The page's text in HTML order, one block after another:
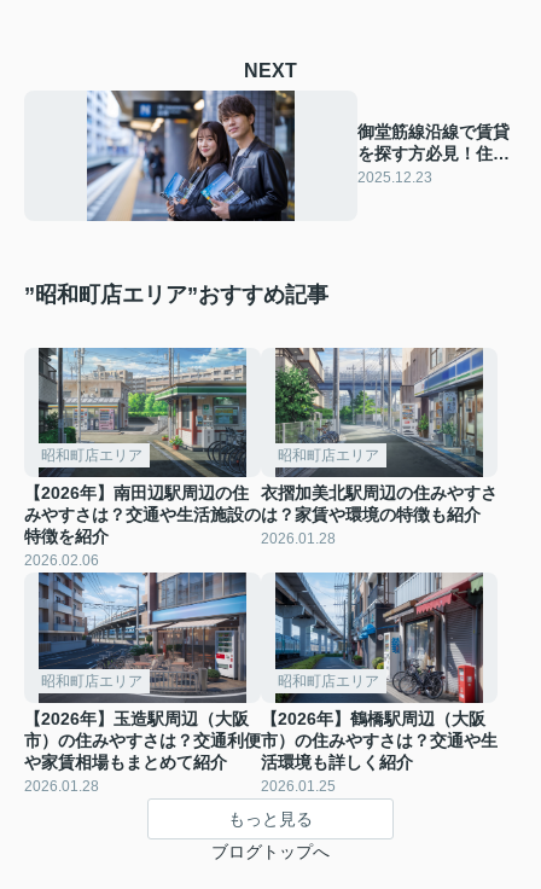
NEXT
御堂筋線沿線で賃貸
を探す方必見！住み
やすさのポイントと
2025.12.23
”昭和町店エリア”おすすめ記事
昭和町店エリア
【2026年】南田辺駅周辺の住
みやすさは？交通や生活施設の
特徴を紹介
2026.02.06
昭和町店エリア
衣摺加美北駅周辺の住みやすさ
は？家賃や環境の特徴も紹介
2026.01.28
昭和町店エリア
【2026年】玉造駅周辺（大阪
市）の住みやすさは？交通利便
や家賃相場もまとめて紹介
2026.01.28
昭和町店エリア
【2026年】鶴橋駅周辺（大阪
市）の住みやすさは？交通や生
活環境も詳しく紹介
2026.01.25
もっと見る
ブログトップへ